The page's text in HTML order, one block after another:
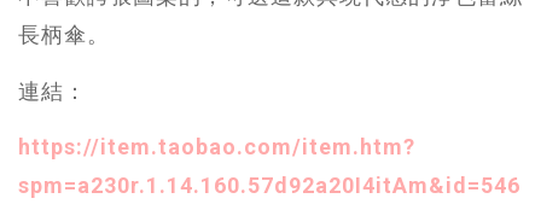
長柄傘。
連結：
https://item.taobao.com/item.htm?
spm=a230r.1.14.160.57d92a20I4itAm&id=546